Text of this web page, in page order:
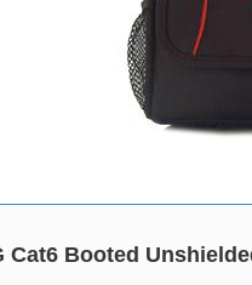
Cat6 Booted